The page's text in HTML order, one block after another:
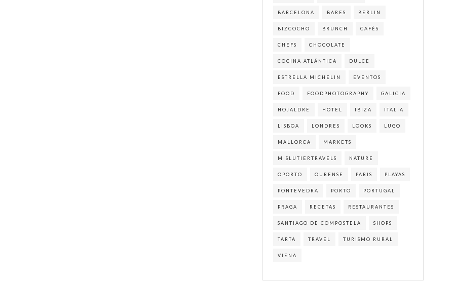
BARCELONA BARES BERLIN
BIZCOCHO BRUNCH CAFÉS
CHEFS CHOCOLATE
COCINA ATLÁNTICA DULCE
ESTRELLA MICHELIN EVENTOS
FOOD FOODPHOTOGRAPHY GALICIA
HOJALDRE HOTEL IBIZA ITALIA
LISBOA LONDRES LOOKS LUGO
MALLORCA MARKETS
MISLUTIERTRAVELS NATURE
OPORTO OURENSE PARIS PLAYAS
PONTEVEDRA PORTO PORTUGAL
PRAGA RECETAS RESTAURANTES
SANTIAGO DE COMPOSTELA SHOPS
TARTA TRAVEL TURISMO RURAL
VIENA